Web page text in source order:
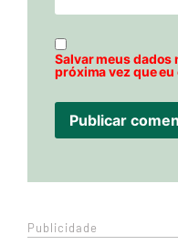
Salvar meus dados
próxima vez que eu
Publicidade